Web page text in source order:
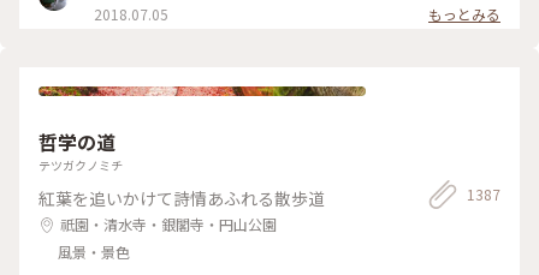
2018.07.05
もっとみる
哲学の道
テツガクノミチ
紅葉を追いかけて詩情あふれる散歩道
祇園・清水寺・銀閣寺・円山公園
風景・景色
1387